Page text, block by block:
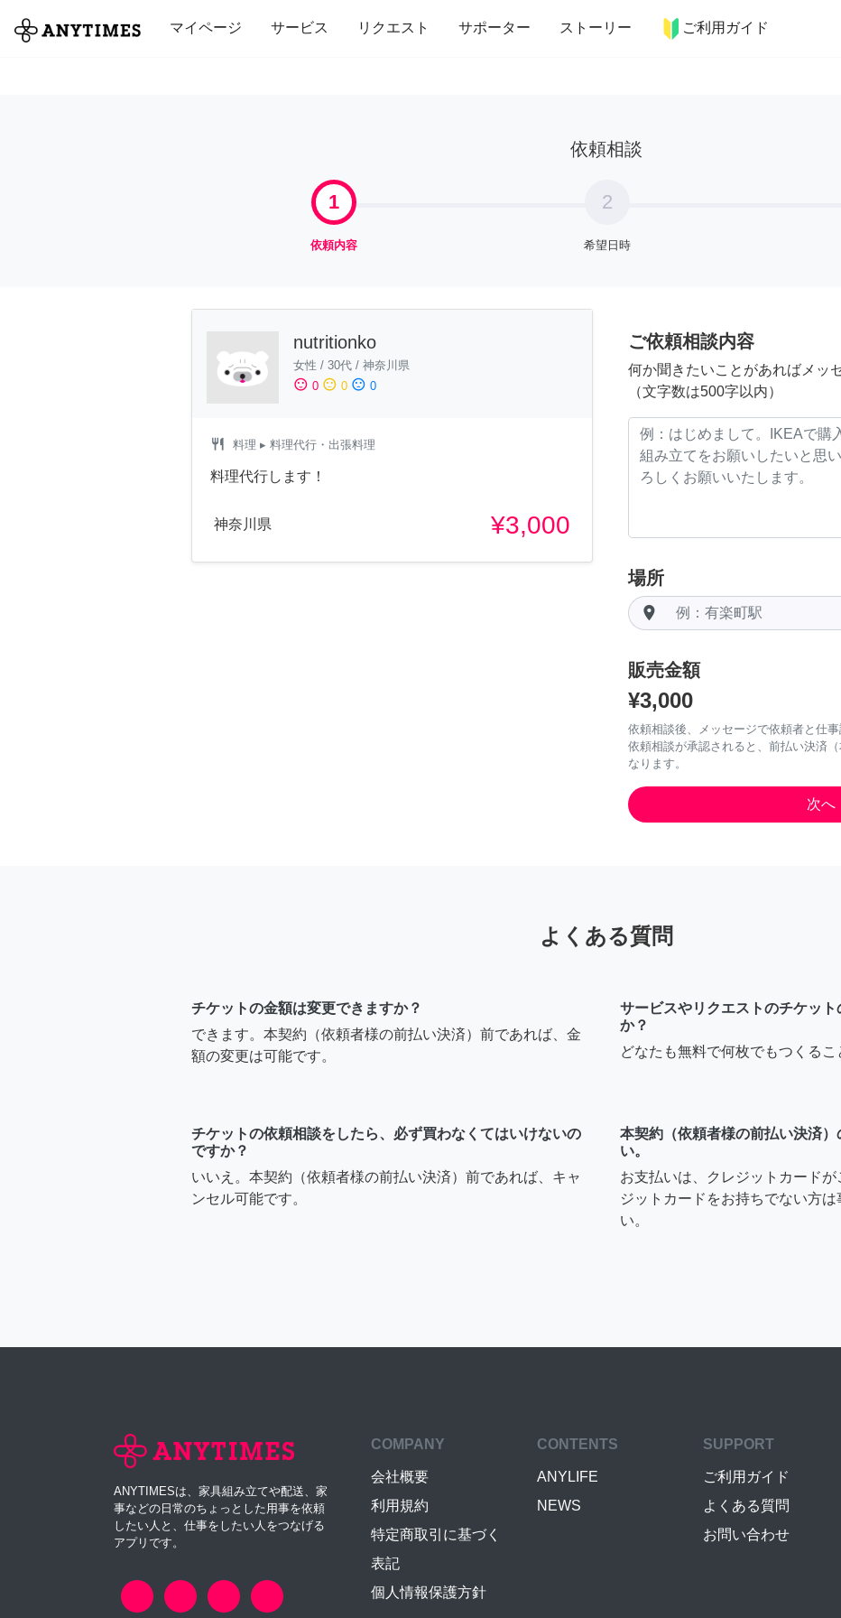
マイページ サービス リクエスト サポーター ストーリー ご利用ガイド
全て 修理・組立 家事 引っ越し インテリア 趣味・習い事 ペット 料理
依頼相談
1
依頼内容
2
希望日時
nutritionko
女性 / 30代 / 神奈川県
sentiment_satisfied 0 sentiment_neutral 0 sentiment_dissatisfied 0
restaurant 料理 ▸ 料理代行・出張料理
料理代行します！
神奈川県 ¥3,000
ご依頼相談内容
何か聞きたいことがあればメッ
（文字数は500字以内）
場所
room
販売金額
¥3,000
依頼相談後、メッセージで依頼者と仕
依頼相談が承認されると、前払い決済
なります。
よくある質問
チケットの金額は変更できますか？
できます。本契約（依頼者様の前払い決済）前であれば、金
額の変更は可能です。
サービスやリクエストのチケッ
か？
どなたも無料で何枚でもつくるこ
チケットの依頼相談をしたら、必ず買わなくてはいけないの
ですか？
いいえ。本契約（依頼者様の前払い決済）前であれば、キャ
ンセル可能です。
本契約（依頼者様の前払い決済
い。
お支払いは、クレジットカード
ジットカードをお持ちでない方
い。
ANYTIMESは、家具組み立てや配送、家
事などの日常のちょっとした用事を依頼
したい人と、仕事をしたい人をつなげる
アプリです。
COMPANY
会社概要
利用規約
特定商取引に基づく
表記
個人情報保護方針
CONTENTS
ANYLIFE
NEWS
SUPPORT
ご利用ガイド
よくある質問
お問い合わせ